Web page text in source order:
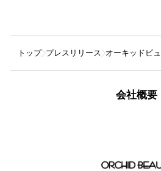
トップ プレスリリース オーキッドビ
会社概要